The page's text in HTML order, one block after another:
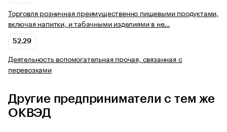
Торговля розничная преимущественно пищевыми продуктами,
включая напитки, и табачными изделиями в не…
52.29
Деятельность вспомогательная прочая, связанная с
перевозками
Другие предприниматели с тем же
ОКВЭД